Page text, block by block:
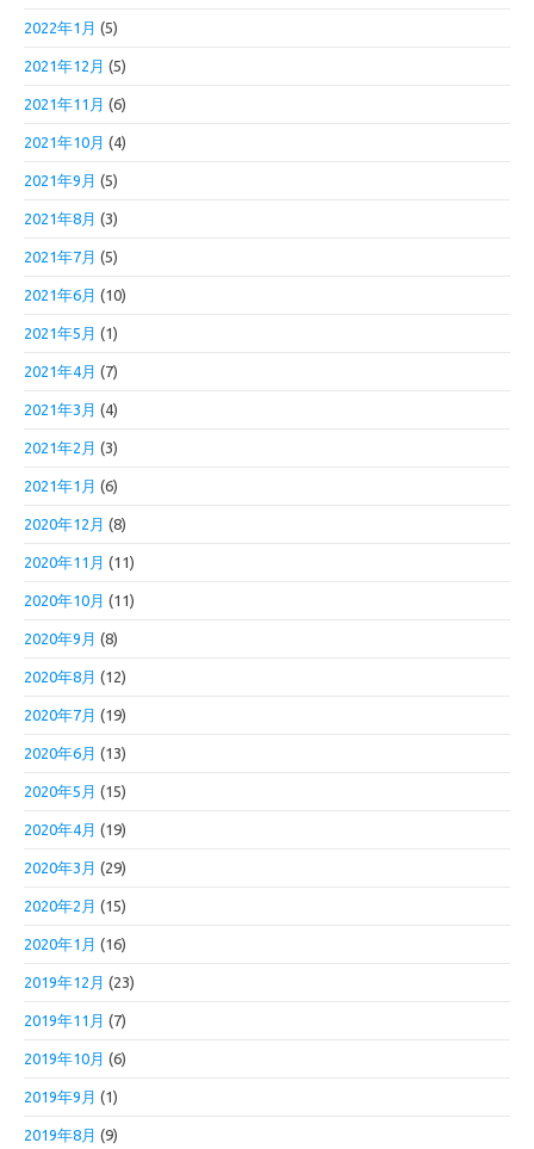
2022年1月 (5)
2021年12月 (5)
2021年11月 (6)
2021年10月 (4)
2021年9月 (5)
2021年8月 (3)
2021年7月 (5)
2021年6月 (10)
2021年5月 (1)
2021年4月 (7)
2021年3月 (4)
2021年2月 (3)
2021年1月 (6)
2020年12月 (8)
2020年11月 (11)
2020年10月 (11)
2020年9月 (8)
2020年8月 (12)
2020年7月 (19)
2020年6月 (13)
2020年5月 (15)
2020年4月 (19)
2020年3月 (29)
2020年2月 (15)
2020年1月 (16)
2019年12月 (23)
2019年11月 (7)
2019年10月 (6)
2019年9月 (1)
2019年8月 (9)